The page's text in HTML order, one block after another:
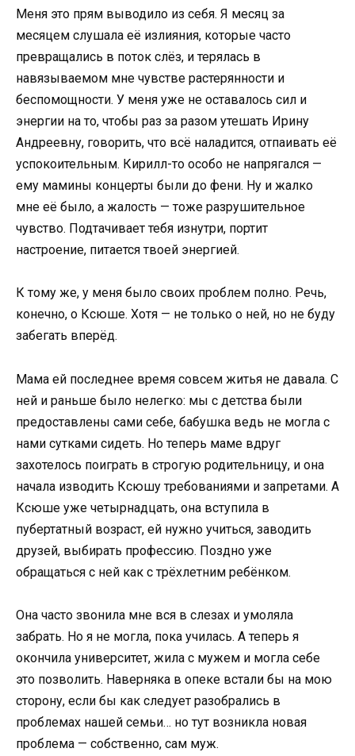
Меня это прям выводило из себя. Я месяц за
месяцем слушала её излияния, которые часто
превращались в поток слёз, и терялась в
навязываемом мне чувстве растерянности и
беспомощности. У меня уже не оставалось сил и
энергии на то, чтобы раз за разом утешать Ирину
Андреевну, говорить, что всё наладится, отпаивать её
успокоительным. Кирилл-то особо не напрягался —
ему мамины концерты были до фени. Ну и жалко
мне её было, а жалость — тоже разрушительное
чувство. Подтачивает тебя изнутри, портит
настроение, питается твоей энергией.
К тому же, у меня было своих проблем полно. Речь,
конечно, о Ксюше. Хотя — не только о ней, но не буду
забегать вперёд.
Мама ей последнее время совсем житья не давала. С
ней и раньше было нелегко: мы с детства были
предоставлены сами себе, бабушка ведь не могла с
нами сутками сидеть. Но теперь маме вдруг
захотелось поиграть в строгую родительницу, и она
начала изводить Ксюшу требованиями и запретами. А
Ксюше уже четырнадцать, она вступила в
пубертатный возраст, ей нужно учиться, заводить
друзей, выбирать профессию. Поздно уже
обращаться с ней как с трёхлетним ребёнком.
Она часто звонила мне вся в слезах и умоляла
забрать. Но я не могла, пока училась. А теперь я
окончила университет, жила с мужем и могла себе
это позволить. Наверняка в опеке встали бы на мою
сторону, если бы как следует разобрались в
проблемах нашей семьи… но тут возникла новая
проблема — собственно, сам муж.